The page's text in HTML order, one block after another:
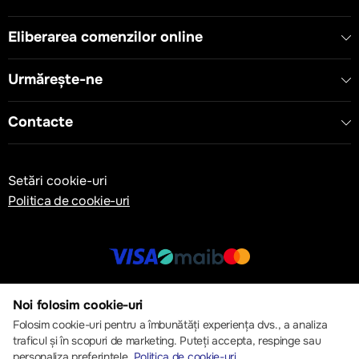
Eliberarea comenzilor online
Urmărește-ne
Contacte
Setări cookie-uri
Politica de cookie-uri
© 2013 – 2026 ECOM
Noi folosim cookie-uri
Folosim cookie-uri pentru a îmbunătăți experiența dvs., a analiza
traficul și în scopuri de marketing. Puteți accepta, respinge sau